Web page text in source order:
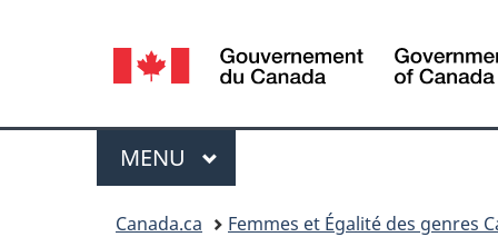
Sélection
de
la
langue
Menu
MENU PRINCIPAL
Canada.ca Femmes et Égalité des genres